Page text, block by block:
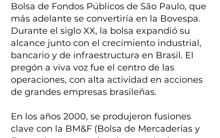
Bolsa de Fondos Públicos de São Paulo, que
más adelante se convertiría en la Bovespa.
Durante el siglo XX, la bolsa expandió su
alcance junto con el crecimiento industrial,
bancario y de infraestructura en Brasil. El
pregón a viva voz fue el centro de las
operaciones, con alta actividad en acciones
de grandes empresas brasileñas.
En los años 2000, se produjeron fusiones
clave con la BM&F (Bolsa de Mercaderías y